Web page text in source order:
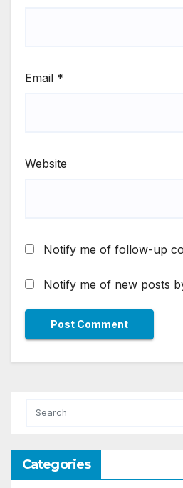
Email *
Website
Notify me of follow-up
Notify me of new posts
Categories